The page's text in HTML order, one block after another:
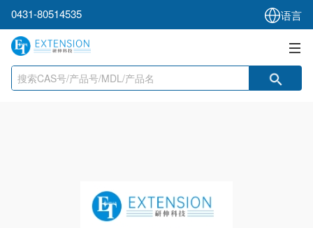
0431-80514535 语言